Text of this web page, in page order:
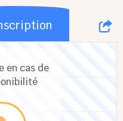
en cas de